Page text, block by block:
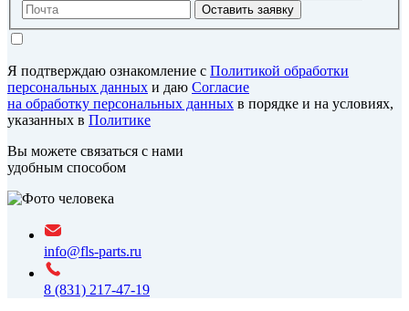
Оставить заявку
Я подтверждаю ознакомление с Политикой обработки
персональных данных и даю Согласие
на обработку персональных данных в порядке и на условиях,
указанных в Политике
Вы можете связаться с нами
удобным способом
info@fls-parts.ru
8 (831) 217-47-19